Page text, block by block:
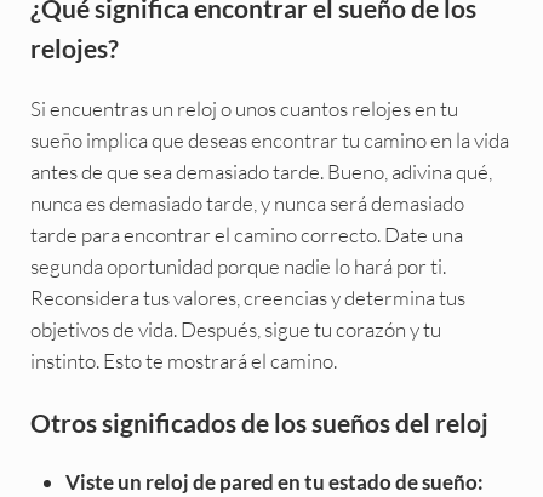
¿Qué significa encontrar el sueño de los
relojes?
Si encuentras un reloj o unos cuantos relojes en tu
sueño implica que deseas encontrar tu camino en la vida
antes de que sea demasiado tarde. Bueno, adivina qué,
nunca es demasiado tarde, y nunca será demasiado
tarde para encontrar el camino correcto. Date una
segunda oportunidad porque nadie lo hará por ti.
Reconsidera tus valores, creencias y determina tus
objetivos de vida. Después, sigue tu corazón y tu
instinto. Esto te mostrará el camino.
Otros significados de los sueños del reloj
Viste un reloj de pared en tu estado de sueño: